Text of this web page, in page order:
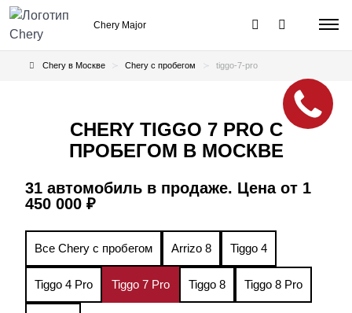
Chery Major
Chery в Москве Chery с пробегом tiggo-7-pro
CHERY TIGGO 7 PRO С
ПРОБЕГОМ В МОСКВЕ
31 автомобиль в продаже. Цена от 1
450 000 ₽
Все Chery с пробегом Arrizo 8 Tiggo 4
Tiggo 4 Pro Tiggo 7 Pro Tiggo 8 Tiggo 8 Pro